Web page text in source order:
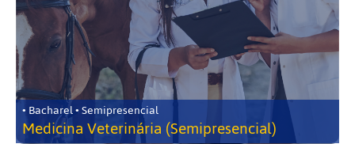
• Bacharel • Semipresencial
Medicina Veterinária (Semipresencial)